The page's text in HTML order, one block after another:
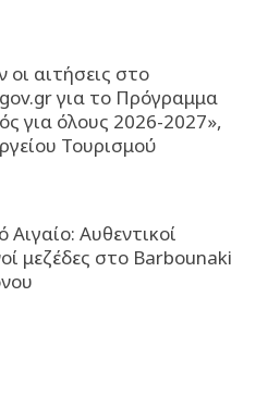
οι αιτήσεις στο
για το Πρόγραμμα
για όλους 2026-2027»,
Τουρισμού
Αιγαίο: Αυθεντικοί
μεζέδες στο Barbounaki